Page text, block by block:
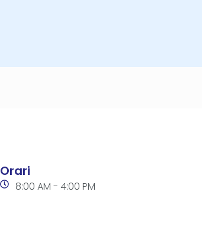
Orari
8:00 AM - 4:00 PM